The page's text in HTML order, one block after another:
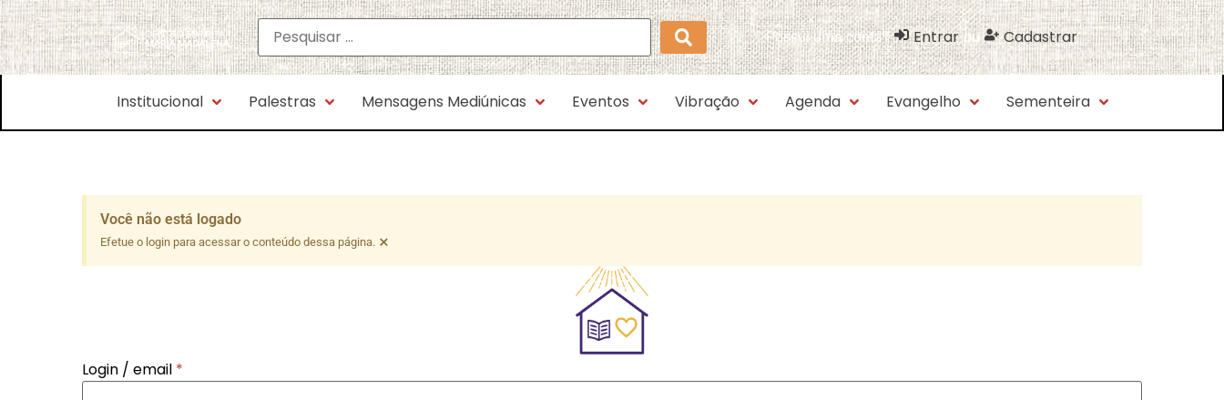
Possui uma conta? Entrar ou Cadastrar
Institucional Palestras Mensagens Mediúnicas Eventos Vibração Agenda Evangelho Sementeira
Você não está logado
Efetue o login para acessar o conteúdo dessa página. ×
Login / email *